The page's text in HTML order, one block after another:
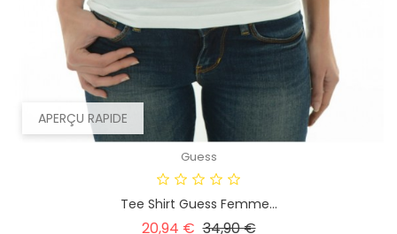
APERÇU RAPIDE
Guess
Tee Shirt Guess Femme...
20,94 € Prix
34,90 €Prix